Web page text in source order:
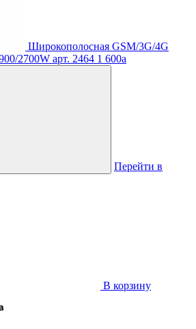
Широкополосная GSM/3G/4G
2700W арт. 2464 1 600a
Перейти в
В корзину